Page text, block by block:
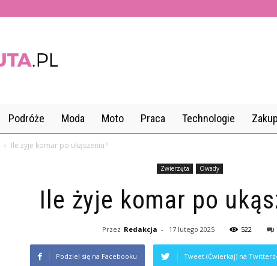
Podróże Moda Moto Praca Technologie
Ile żyje komar po ukąszeniu?
Zwierzęta Owady
Ile żyje komar po
Przez Redakcja - 17 lutego 2025 522
Podziel się na Facebooku Tweet (Ćwierkaj) na